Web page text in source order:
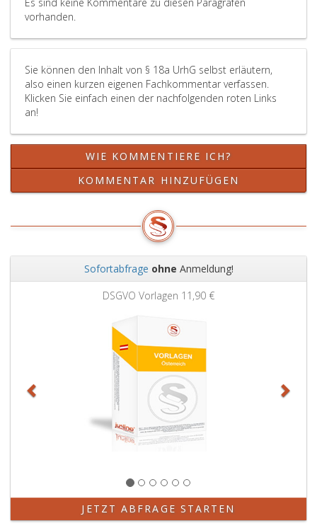
bedient,
darunter
nur
die
Urheber
nach
Absatz
eins,
vorbehaltene
verstehen.
vorhanden.
Sie können den Inhalt von § 18a UrhG selbst erläutern,
also einen kurzen eigenen Fachkommentar verfassen.
Klicken Sie einfach einen der nachfolgenden roten Links
an!
WIE KOMMENTIERE ICH?
KOMMENTAR HINZUFÜGEN
Sofortabfrage ohne Anmeldung!
DSGVO Vorlagen 11,90 €
JETZT ABFRAGE STARTEN